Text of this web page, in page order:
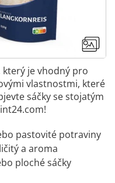
který je vhodný pro
vlastnostmi, které
sáčky se stojatým
pastovité potraviny
a aroma
ploché sáčky